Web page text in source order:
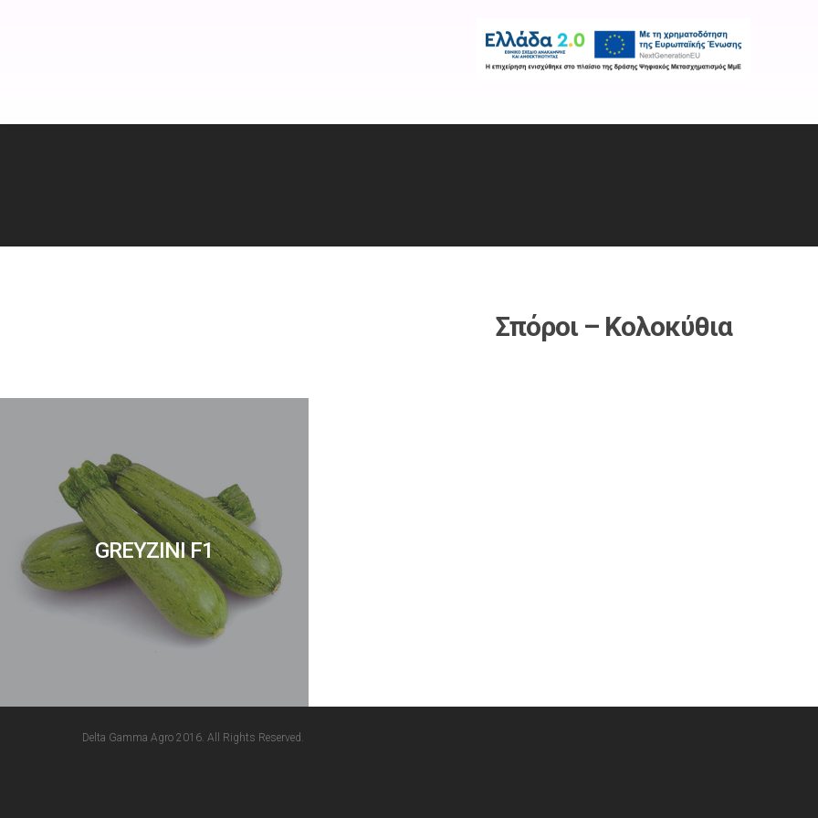
Εταιρεία Προϊόντα Χρήσιμοι
Σπόροι – Κολοκύθια
GREYZINI F1
Delta Gamma Agro 2016. All Rights Reserved.